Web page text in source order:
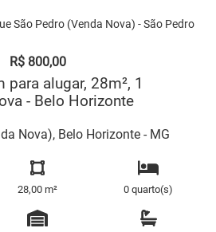
São Pedro (Venda Nova) - São Pedro
R$ 800,00
para alugar, 28m², 1
- Belo Horizonte
Nova), Belo Horizonte - MG
28,00 m² 0 quarto(s)